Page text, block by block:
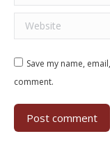
Website
Save my name,
comment.
Post comment